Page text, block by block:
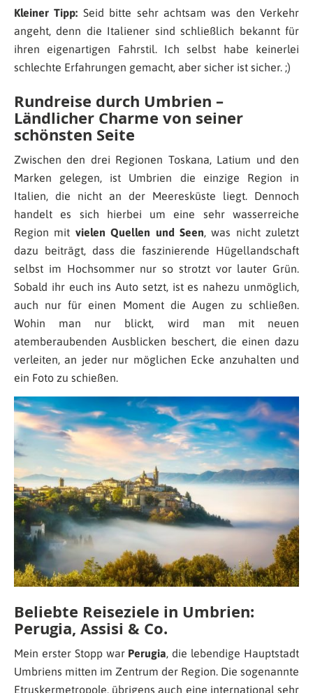
Kleiner Tipp: Seid bitte sehr achtsam was den Verkehr
angeht, denn die Italiener sind schließlich bekannt für
ihren eigenartigen Fahrstil. Ich selbst habe keinerlei
schlechte Erfahrungen gemacht, aber sicher ist sicher. ;)
Rundreise durch Umbrien –
Ländlicher Charme von seiner
schönsten Seite
Zwischen den drei Regionen Toskana, Latium und den
Marken gelegen, ist Umbrien die einzige Region in
Italien, die nicht an der Meeresküste liegt. Dennoch
handelt es sich hierbei um eine sehr wasserreiche
Region mit vielen Quellen und Seen, was nicht zuletzt
dazu beiträgt, dass die faszinierende Hügellandschaft
selbst im Hochsommer nur so strotzt vor lauter Grün.
Sobald ihr euch ins Auto setzt, ist es nahezu unmöglich,
auch nur für einen Moment die Augen zu schließen.
Wohin man nur blickt, wird man mit neuen
atemberaubenden Ausblicken beschert, die einen dazu
verleiten, an jeder nur möglichen Ecke anzuhalten und
ein Foto zu schießen.
Beliebte Reiseziele in Umbrien:
Perugia, Assisi & Co.
Mein erster Stopp war Perugia, die lebendige Hauptstadt
Umbriens mitten im Zentrum der Region. Die sogenannte
Etruskermetropole, übrigens auch eine international sehr